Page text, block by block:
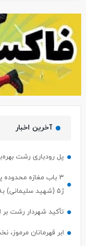
آخرین اخبار
پل رودباری رشت
۳ باب مغازه
ژ۵ (شهید سلیمانی) به زودی افتتاح می‌شود
تأکید شهردار رشت
ابر قهرمانان مرموز،